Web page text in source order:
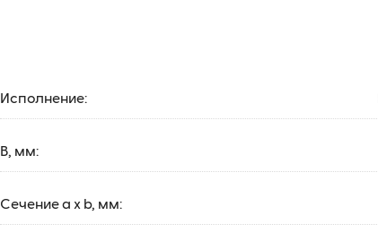
Исполнение:
B, мм:
Сечение a x b, мм: